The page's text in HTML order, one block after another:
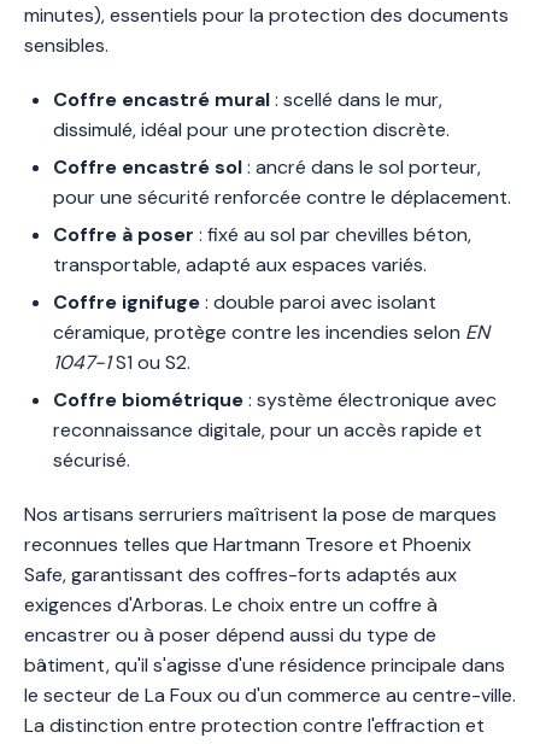
minutes), essentiels pour la protection des documents
sensibles.
Coffre encastré mural: scellé dans le mur,
dissimulé, idéal pour une protection discrète.
Coffre encastré sol: ancré dans le sol porteur,
pour une sécurité renforcée contre le déplacement.
Coffre à poser : fixé au sol par chevilles béton,
transportable, adapté aux espaces variés.
Coffre ignifuge: double paroi avec isolant
céramique, protège contre les incendies selon EN
1047-1S1 ou S2.
Coffre biométrique: système électronique avec
reconnaissance digitale, pour un accès rapide et
sécurisé.
Nos artisans serruriers maîtrisent la pose de marques
reconnues telles que Hartmann Tresore et Phoenix
Safe, garantissant des coffres-forts adaptés aux
exigences d'Arboras. Le choix entre un coffre à
encastrer ou à poser dépend aussi du type de
bâtiment, qu'il s'agisse d'une résidence principale dans
le secteur de La Foux ou d'un commerce au centre-ville.
La distinction entre protection contre l'effraction et